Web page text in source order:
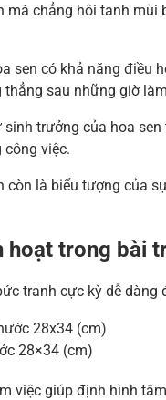
mà chẳng hôi tanh
sen có khả năng điều
sau những giờ
sinh trưởng của hoa
việc.
còn là biểu tượng của
trong bài
tranh cực kỳ dễ
28×34 (cm)
việc giúp định hình